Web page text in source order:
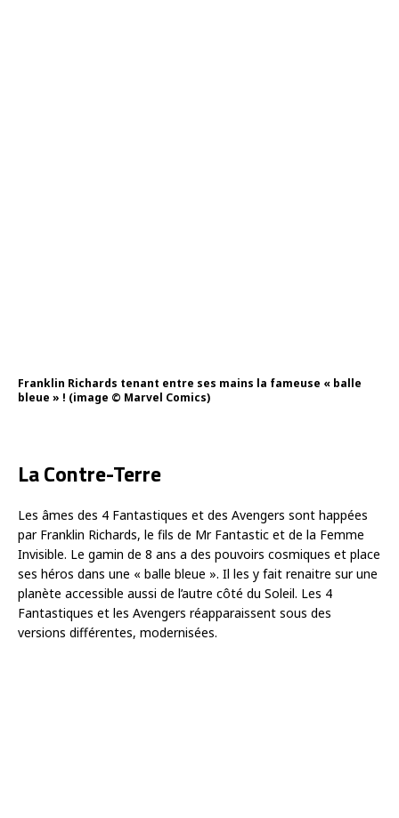
Franklin Richards tenant entre ses mains la fameuse « balle
bleue » ! (image © Marvel Comics)
La Contre-Terre
Les âmes des 4 Fantastiques et des Avengers sont happées
par Franklin Richards, le fils de Mr Fantastic et de la Femme
Invisible. Le gamin de 8 ans a des pouvoirs cosmiques et place
ses héros dans une « balle bleue ». Il les y fait renaitre sur une
planète accessible aussi de l’autre côté du Soleil. Les 4
Fantastiques et les Avengers réapparaissent sous des
versions différentes, modernisées.